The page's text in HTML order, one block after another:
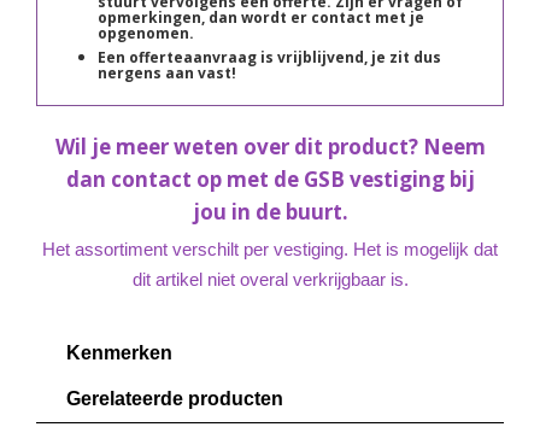
opmerkingen, dan wordt er contact met je
opgenomen.
Een offerteaanvraag is vrijblijvend, je zit dus
nergens aan vast!
Wil je meer weten over dit product? Neem
dan contact op met de GSB vestiging bij
jou in de buurt.
Het assortiment verschilt per vestiging. Het is mogelijk dat
dit artikel niet overal verkrijgbaar is.
Kenmerken
Gerelateerde producten